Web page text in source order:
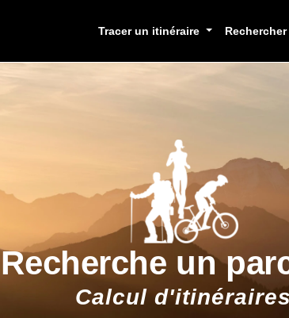
Tracer un itinéraire
Recherche un
Calcul d'itinéraires